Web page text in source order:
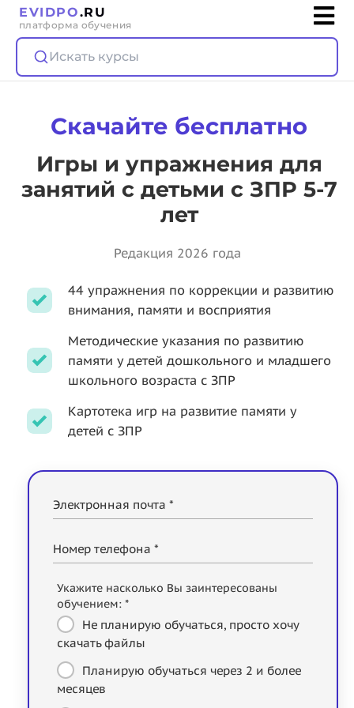
EVIDPO.RU
платформа обучения
Искать курсы
Скачайте бесплатно
Игры и упражнения для
занятий с детьми с ЗПР 5-7
лет
Редакция 2026 года
44 упражнения по коррекции и развитию
внимания, памяти и восприятия
Методические указания по развитию
памяти у детей дошкольного и младшего
школьного возраста с ЗПР
Картотека игр на развитие памяти у
детей с ЗПР
Электронная почта *
Номер телефона *
Укажите насколько Вы заинтересованы
обучением: *
Не планирую обучаться, просто хочу
скачать файлы
Планирую обучаться через 2 и более
месяцев